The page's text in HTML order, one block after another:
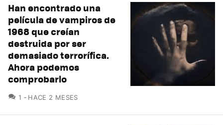
Han encontrado una
película de vampiros de
1968 que creían
destruida por ser
demasiado terrorífica.
Ahora podemos
comprobarlo
1 COMENTARIOS
HACE 2 MESES